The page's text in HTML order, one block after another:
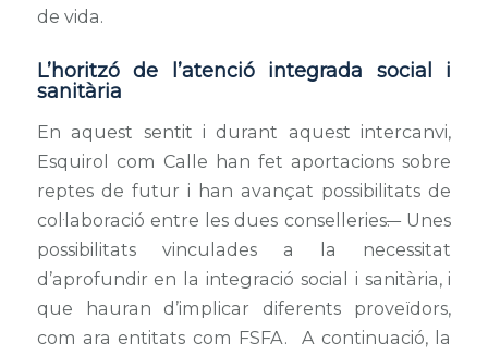
de vida.
L’horitzó de l’atenció integrada social i
sanitària
En aquest sentit i durant aquest intercanvi,
Esquirol com Calle han fet aportacions sobre
reptes de futur i han avançat possibilitats de
col·laboració entre les dues conselleries. Unes
possibilitats vinculades a la necessitat
d’aprofundir en la integració social i sanitària, i
que hauran d’implicar diferents proveïdors,
com ara entitats com FSFA. A continuació, la